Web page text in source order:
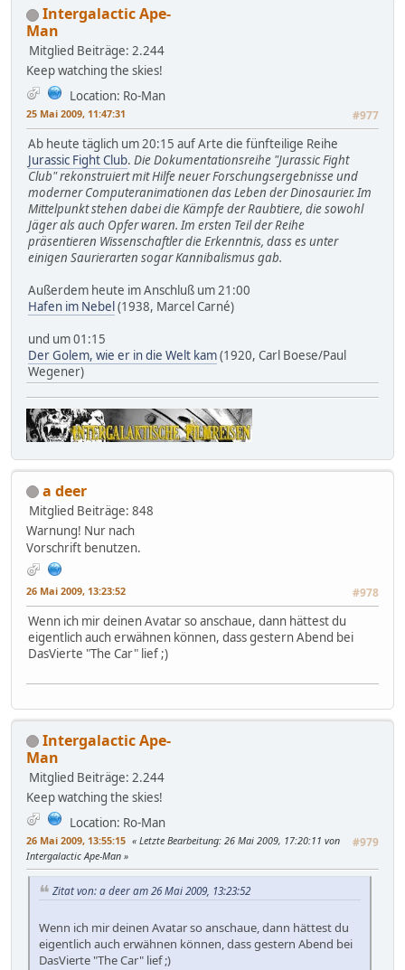
Intergalactic Ape-
Man
Mitglied Beiträge: 2.244
Keep watching the skies!
Location: Ro-Man
25 Mai 2009, 11:47:31 #977
Ab heute täglich um 20:15 auf Arte die fünfteilige Reihe
Jurassic Fight Club. Die Dokumentationsreihe "Jurassic Fight
Club" rekonstruiert mit Hilfe neuer Forschungsergebnisse und
moderner Computeranimationen das Leben der Dinosaurier. Im
Mittelpunkt stehen dabei die Kämpfe der Raubtiere, die sowohl
Jäger als auch Opfer waren. Im ersten Teil der Reihe
präsentieren Wissenschaftler die Erkenntnis, dass es unter
einigen Saurierarten sogar Kannibalismus gab.
Außerdem heute im Anschluß um 21:00
Hafen im Nebel(1938, Marcel Carné)
und um 01:15
Der Golem, wie er in die Welt kam(1920, Carl Boese/Paul
Wegener)
a deer
Mitglied Beiträge: 848
Warnung! Nur nach
Vorschrift benutzen.
26 Mai 2009, 13:23:52 #978
Wenn ich mir deinen Avatar so anschaue, dann hättest du
eigentlich auch erwähnen können, dass gestern Abend bei
DasVierte "The Car" lief ;)
Intergalactic Ape-
Man
Mitglied Beiträge: 2.244
Keep watching the skies!
Location: Ro-Man
26 Mai 2009, 13:55:15 #979
Letzte Bearbeitung: 26 Mai 2009, 17:20:11 von
Intergalactic Ape-Man
Zitat von: a deer am 26 Mai 2009, 13:23:52
Wenn ich mir deinen Avatar so anschaue, dann hättest du
eigentlich auch erwähnen können, dass gestern Abend bei
DasVierte "The Car" lief ;)